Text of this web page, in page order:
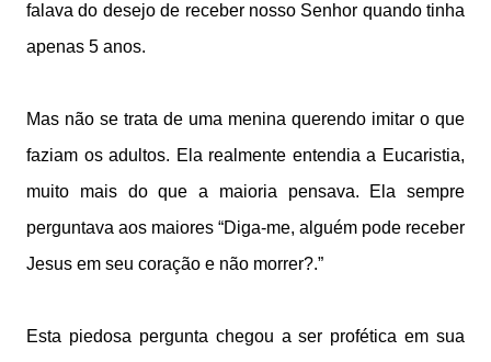
falava do desejo de receber nosso Senhor quando tinha
apenas 5 anos.
Mas não se trata de uma menina querendo imitar o que
faziam os adultos. Ela realmente entendia a Eucaristia,
muito mais do que a maioria pensava. Ela sempre
perguntava aos maiores “Diga-me, alguém pode receber
Jesus em seu coração e não morrer?.”
Esta piedosa pergunta chegou a ser profética em sua